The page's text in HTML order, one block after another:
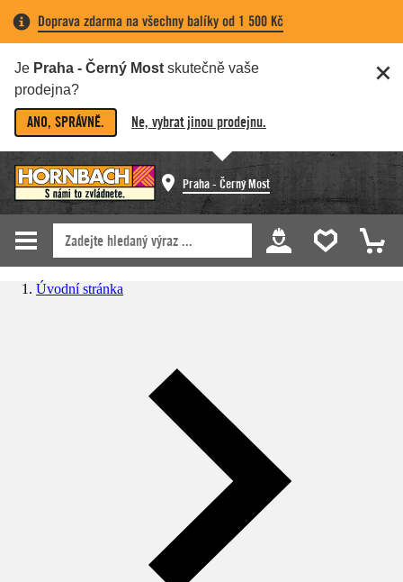
Doprava zdarma na všechny balíky od 1 500 Kč
Je Praha - Černý Most skutečně vaše
prodejna?
ANO, SPRÁVNĚ. Ne, vybrat jinou prodejnu.
Praha - Černý Most
Úvodní stránka